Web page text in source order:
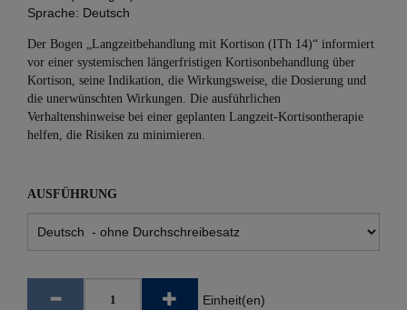
Sprache: Deutsch
Der Bogen „Langzeitbehandlung mit Kortison (ITh 14)“ informiert
vor einer systemischen längerfristigen Kortisonbehandlung über
Kortison, seine Indikation, die Wirkungsweise, die Dosierung und
die unerwünschten Wirkungen. Die ausführlichen
Verhaltenshinweise bei einer geplanten Langzeit-Kortisontherapie
helfen, die Risiken zu minimieren.
AUSFÜHRUNG
Einheit(en)